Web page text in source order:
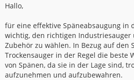
i
t
a
g
Hallo,
für eine effektive Späneabsaugung in
wichtig, den richtigen Industriesauger
Zubehör zu wählen. In Bezug auf den
Trockensauger in der Regel die beste
von Spänen, da sie in der Lage sind,
aufzunehmen und aufzubewahren.